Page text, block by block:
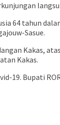
64 tahun
Sasue.
Kakas,
Kakas.
Bupati